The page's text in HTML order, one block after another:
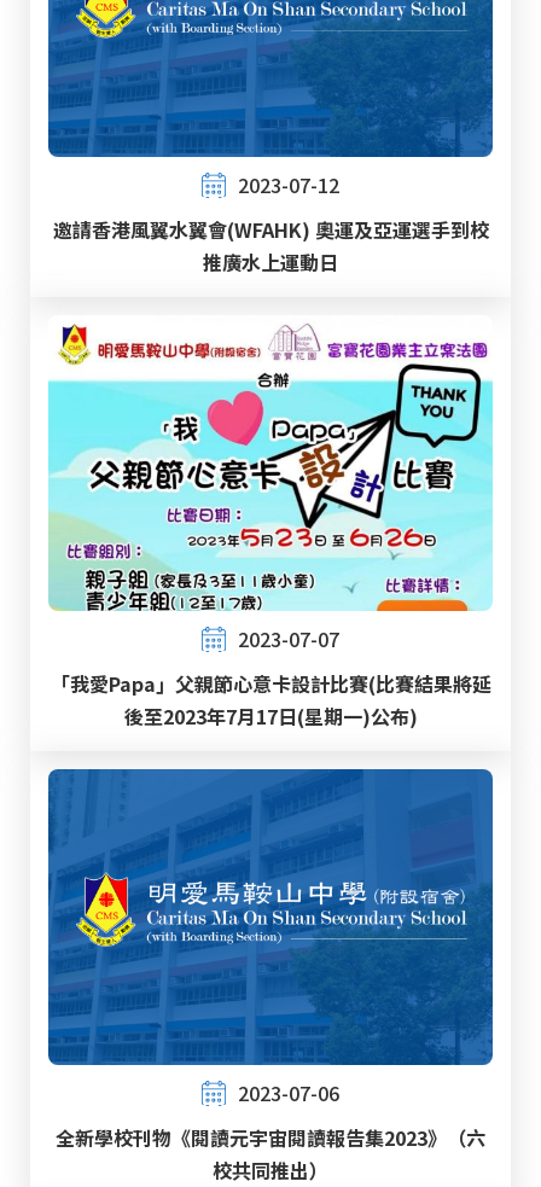
2023-07-12
邀請香港風翼水翼會(WFAHK) 奧運及亞運選手到校
推廣水上運動日
2023-07-07
「我愛Papa」父親節心意卡設計比賽(比賽結果將延
後至2023年7月17日(星期一)公布)
2023-07-06
全新學校刊物《閱讀元宇宙閱讀報告集2023》（六
校共同推出）